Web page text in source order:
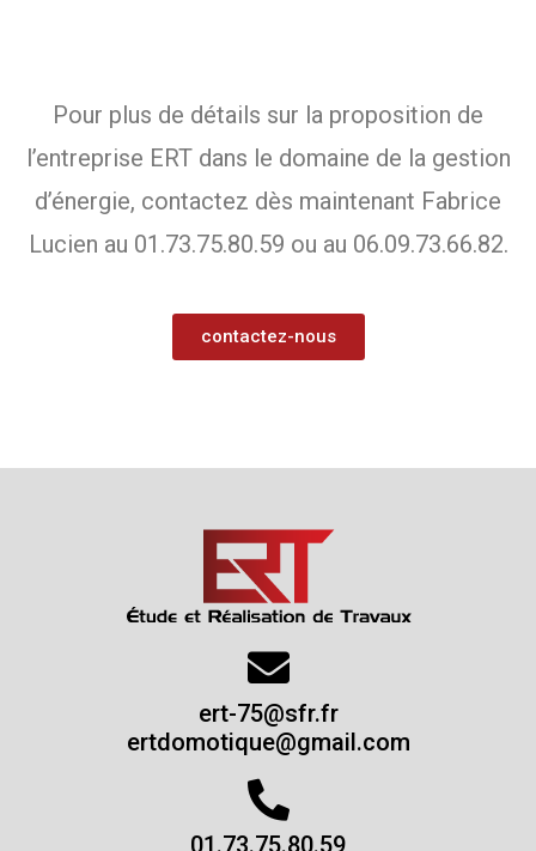
Pour plus de détails sur la proposition de
l’entreprise ERT dans le domaine de la gestion
d’énergie, contactez dès maintenant Fabrice
Lucien au 01.73.75.80.59 ou au 06.09.73.66.82.
contactez-nous
ert-75@sfr.fr
ertdomotique@gmail.com
01.73.75.80.59